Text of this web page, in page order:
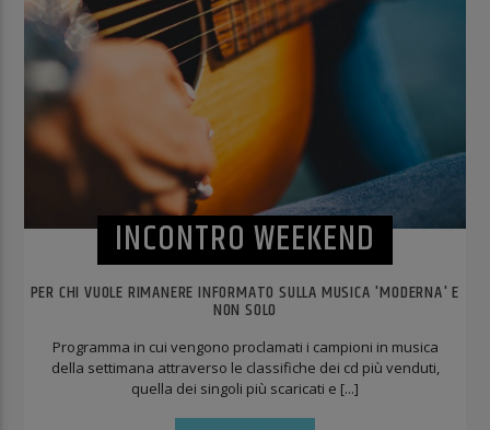
INCONTRO WEEKEND
PER CHI VUOLE RIMANERE INFORMATO SULLA MUSICA 'MODERNA' E
NON SOLO
Programma in cui vengono proclamati i campioni in musica
della settimana attraverso le classifiche dei cd più venduti,
quella dei singoli più scaricati e [...]